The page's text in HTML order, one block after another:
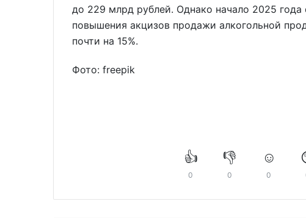
до 229 млрд рублей. Однако начало 2025 года
повышения акцизов продажи алкогольной
почти на 15%.
Фото: freepik
👍
0
👎
0
☺️
0